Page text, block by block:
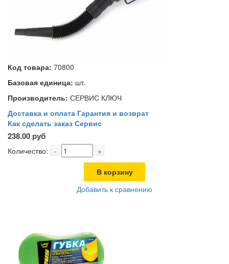
Код товара: 70800
Базовая единица: шт.
Производитель: СЕРВИС КЛЮЧ
Доставка и оплата Гарантия и возврат
Как сделать заказ Сервис
238.00 руб
Количество: - +
В корзину
Добавить к сравнению